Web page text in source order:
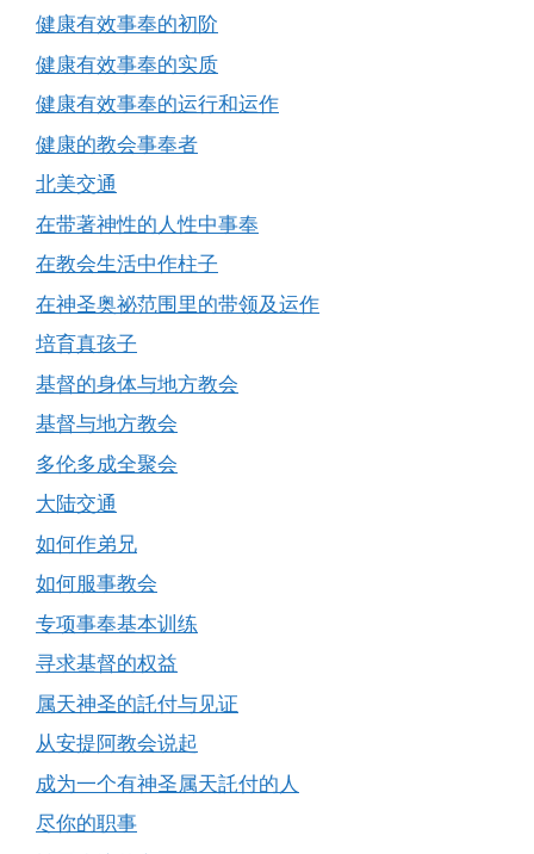
健康有效事奉的初阶
健康有效事奉的实质
健康有效事奉的运行和运作
健康的教会事奉者
北美交通
在带著神性的人性中事奉
在教会生活中作柱子
在神圣奥祕范围里的带领及运作
培育真孩子
基督的身体与地方教会
基督与地方教会
多伦多成全聚会
大陆交通
如何作弟兄
如何服事教会
专项事奉基本训练
寻求基督的权益
属天神圣的託付与见证
从安提阿教会说起
成为一个有神圣属天託付的人
尽你的职事